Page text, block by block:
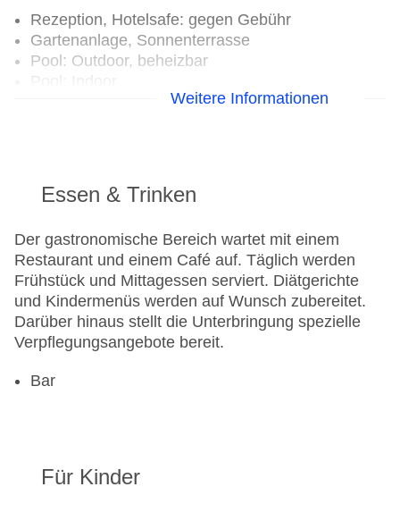
Rezeption, Hotelsafe: gegen Gebühr
Gartenanlage, Sonnenterrasse
Pool: Outdoor, beheizbar
Verfügbarkeit), unbewacht: gegen Gebühr
Landeskategorie: 4 Sterne
Weitere Informationen
Essen & Trinken
Der gastronomische Bereich wartet mit einem
Restaurant und einem Café auf. Täglich werden
Frühstück und Mittagessen serviert. Diätgerichte
und Kindermenüs werden auf Wunsch zubereitet.
Darüber hinaus stellt die Unterbringung spezielle
Verpflegungsangebote bereit.
Bar
Für Kinder